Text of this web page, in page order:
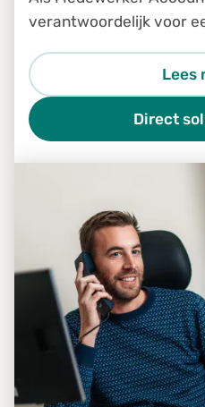
verantwoordelijk voor
Shared Service Center.
met collega's van
Lees
Direct